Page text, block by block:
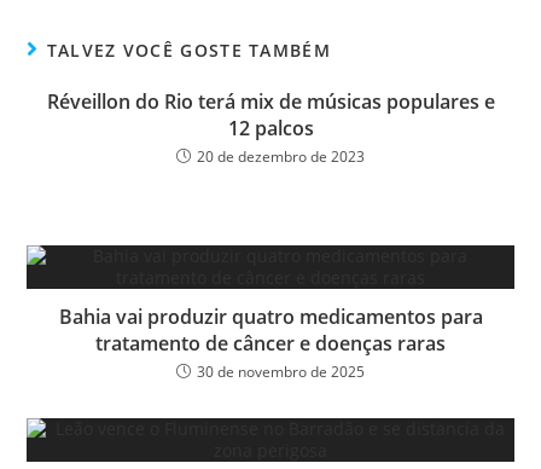
ok er
TALVEZ VOCÊ GOSTE TAMBÉM
Réveillon do Rio terá mix de músicas populares e
12 palcos
20 de dezembro de 2023
Bahia vai produzir quatro medicamentos para
tratamento de câncer e doenças raras
30 de novembro de 2025